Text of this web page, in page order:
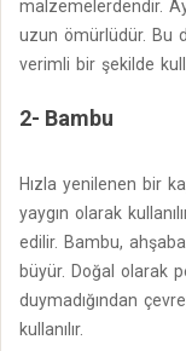
malzemelerdendir.
uzun ömürlüdür. Bu
verimli bir şekilde
2- Bambu
Hızla yenilenen bir
yaygın olarak
edilir. Bambu,
büyür. Doğal olarak
duymadığından
kullanılır.